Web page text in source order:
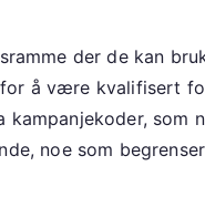
der de kan
å være kvalifisert
som
noe som